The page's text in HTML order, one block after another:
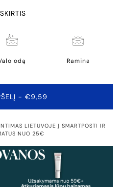
odą Ramina
- €9,59
LIETUVOJE Į SMARTPOSTI IR
NUO 25€